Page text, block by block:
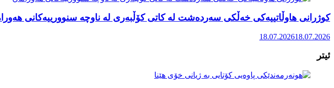
کوژرانی هاوڵاتییەکی خەڵکی سەردەشت لە کاتی کۆڵبەری لە ناوچە سنوورییەکانی
18.07.202618.07.2026
ئیتر